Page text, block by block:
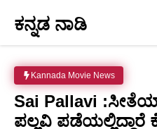
content
ಕನ್ನಡ ನಾಡಿ
Kannada Movie News
Sai Pallavi
ಪಲ್ಲವಿ